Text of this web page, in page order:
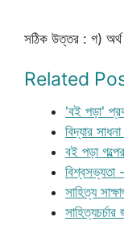
সঠিক উত্তর : গ) অর্থ
Related
'বই পড়া'
বিদ্যার
বই পড়া
বিশ্বসভ্যতা
সাহিত্য